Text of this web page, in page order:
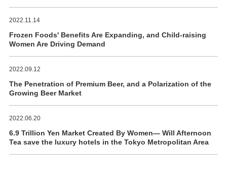
2022.11.14
Frozen Foods' Benefits Are Expanding, and Child-raising
Women Are Driving Demand
2022.09.12
The Penetration of Premium Beer, and a Polarization of the
Growing Beer Market
2022.06.20
6.9 Trillion Yen Market Created By Women― Will Afternoon
Tea save the luxury hotels in the Tokyo Metropolitan Area